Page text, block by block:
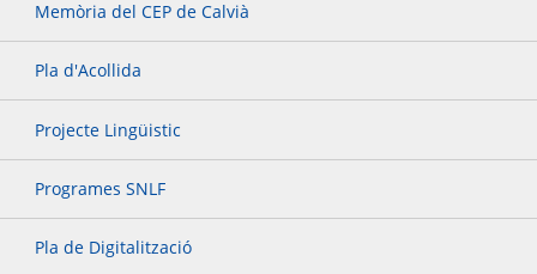
Memòria del CEP de Calvià
Pla d'Acollida
Projecte Lingüistic
Programes SNLF
Pla de Digitalització